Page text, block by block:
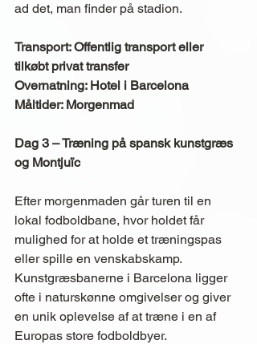
ad det, man finder på stadion.
Transport: Offentlig transport eller
tilkøbt privat transfer
Overnatning: Hotel i Barcelona
Måltider: Morgenmad
Dag 3 – Træning på spansk kunstgræs
og Montjuïc
Efter morgenmaden går turen til en
lokal fodboldbane, hvor holdet får
mulighed for at holde et træningspas
eller spille en venskabskamp.
Kunstgræsbanerne i Barcelona ligger
ofte i naturskønne omgivelser og giver
en unik oplevelse af at træne i en af
Europas store fodboldbyer.